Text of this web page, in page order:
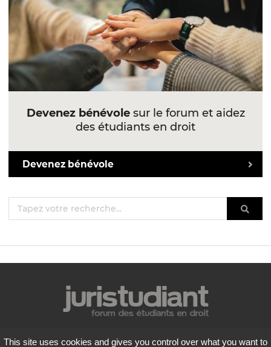
Devenez bénévolesur le forum et aidez
des étudiants en droit
Devenez bénévole
Mentions légales
This site uses cookies and gives you control over what you want to